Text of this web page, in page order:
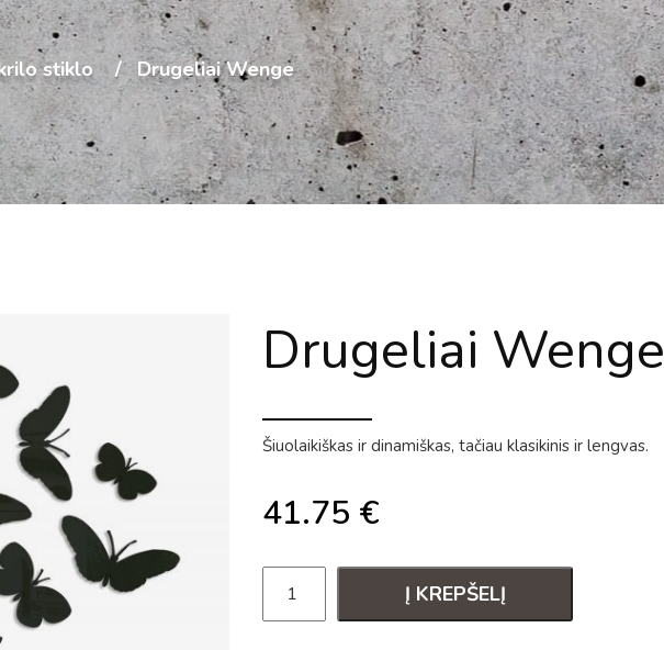
stiklo Drugeliai Wenge
Drugeliai Wenge
Šiuolaikiškas ir dinamiškas, tačiau klasikinis ir lengvas.
41.75 €
Į KREPŠELĮ